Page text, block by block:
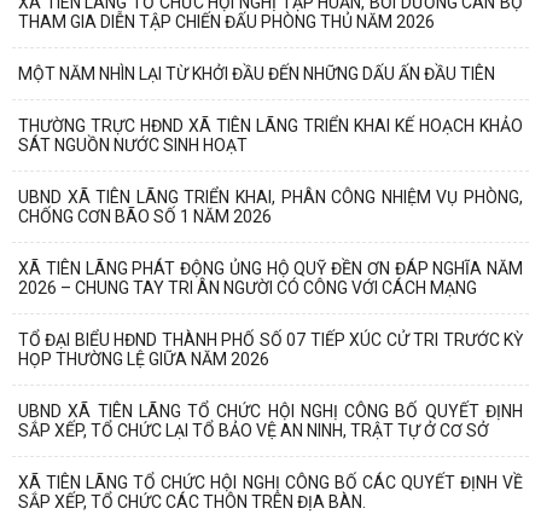
THAM GIA DIỄN TẬP CHIẾN ĐẤU PHÒNG THỦ NĂM 2026
MỘT NĂM NHÌN LẠI TỪ KHỞI ĐẦU ĐẾN NHỮNG DẤU ẤN ĐẦU TIÊN
THƯỜNG TRỰC HĐND XÃ TIÊN LÃNG TRIỂN KHAI KẾ HOẠCH KHẢO
SÁT NGUỒN NƯỚC SINH HOẠT
UBND XÃ TIÊN LÃNG TRIỂN KHAI, PHÂN CÔNG NHIỆM VỤ PHÒNG,
CHỐNG CƠN BÃO SỐ 1 NĂM 2026
XÃ TIÊN LÃNG PHÁT ĐỘNG ỦNG HỘ QUỸ ĐỀN ƠN ĐÁP NGHĨA NĂM
2026 – CHUNG TAY TRI ÂN NGƯỜI CÓ CÔNG VỚI CÁCH MẠNG
TỔ ĐẠI BIỂU HĐND THÀNH PHỐ SỐ 07 TIẾP XÚC CỬ TRI TRƯỚC KỲ
HỌP THƯỜNG LỆ GIỮA NĂM 2026
UBND XÃ TIÊN LÃNG TỔ CHỨC HỘI NGHỊ CÔNG BỐ QUYẾT ĐỊNH
SẮP XẾP, TỔ CHỨC LẠI TỔ BẢO VỆ AN NINH, TRẬT TỰ Ở CƠ SỞ
XÃ TIÊN LÃNG TỔ CHỨC HỘI NGHỊ CÔNG BỐ CÁC QUYẾT ĐỊNH VỀ
SẮP XẾP, TỔ CHỨC CÁC THÔN TRÊN ĐỊA BÀN.